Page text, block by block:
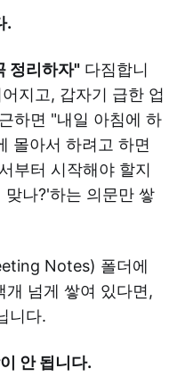
.
정리하자" 다짐합니
지고, 갑자기 급한 업
하면 "내일 아침에 하
몰아서 하려고 하면
부터 시작해야 할지
나?'하는 의문만 쌓
Notes) 폴더에
개 넘게 쌓여 있다면,
니다.
안 됩니다.